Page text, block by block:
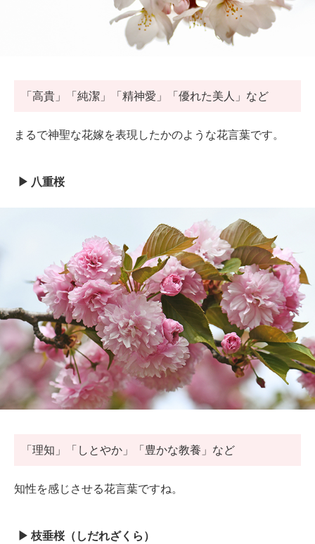
「高貴」「純潔」「精神愛」「優れた美人」など
まるで神聖な花嫁を表現したかのような花言葉です。
八重桜
「理知」「しとやか」「豊かな教養」など
知性を感じさせる花言葉ですね。
枝垂桜（しだれざくら）